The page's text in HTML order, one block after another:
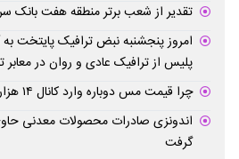
تقدیر از شعب برتر منطقه هفت بانک
امروز پنجشنبه نبض ترافیک پایتخت
پلیس از ترافیک عادی و روان در
چرا قیمت مس دوباره وارد کانال ۱۴ هزار دلار شد
اندونزی صادرات محصولات معدنی
گرفت